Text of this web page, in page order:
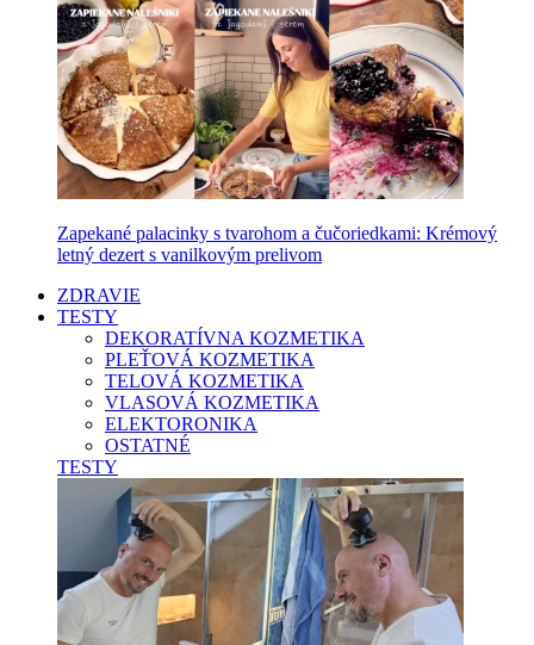
Zapekané palacinky s tvarohom a čučoriedkami: Krémový
letný dezert s vanilkovým prelivom
ZDRAVIE
TESTY
DEKORATÍVNA KOZMETIKA
PLEŤOVÁ KOZMETIKA
TELOVÁ KOZMETIKA
VLASOVÁ KOZMETIKA
ELEKTORONIKA
OSTATNÉ
TESTY